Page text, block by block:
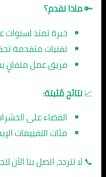
🔑ماذا نقدم؟
خبرة تمتد
تقنيات متقدمة
فريق عمل متفانٍ
📈نتائج مُثبتة:
القضاء على الحشرات
مئات التقييمات
📞 لا تتردد، اتصل بنا الآن